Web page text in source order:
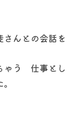
さんとの会話を
う　仕事とし